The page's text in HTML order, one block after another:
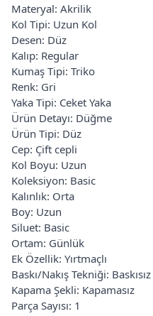
Materyal: Akrilik
Kol Tipi: Uzun Kol
Desen: Düz
Kalıp: Regular
Kumaş Tipi: Triko
Renk: Gri
Yaka Tipi: Ceket Yaka
Ürün Detayı: Düğme
Ürün Tipi: Düz
Cep: Çift cepli
Kol Boyu: Uzun
Koleksiyon: Basic
Kalınlık: Orta
Boy: Uzun
Siluet: Basic
Ortam: Günlük
Ek Özellik: Yırtmaçlı
Baskı/Nakış Tekniği: Baskısız
Kapama Şekli: Kapamasız
Parça Sayısı: 1